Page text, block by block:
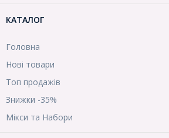
КАТАЛОГ
Головна
Нові товари
Топ продажів
Знижки -35%
Мікси та Набори